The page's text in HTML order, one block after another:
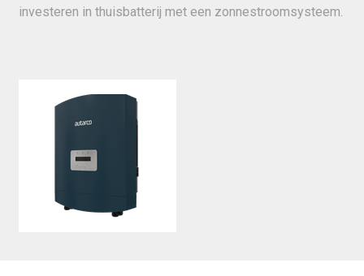
investeren in thuisbatterij met een zonnestroomsysteem.